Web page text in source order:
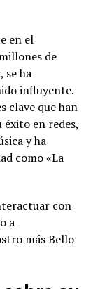
en el
de
se ha
influyente.
clave que han
éxito en redes,
y ha
como «La
con
a
más Bello